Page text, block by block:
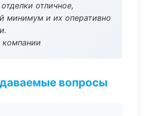
отличное,
минимум и их оперативно
вопросы